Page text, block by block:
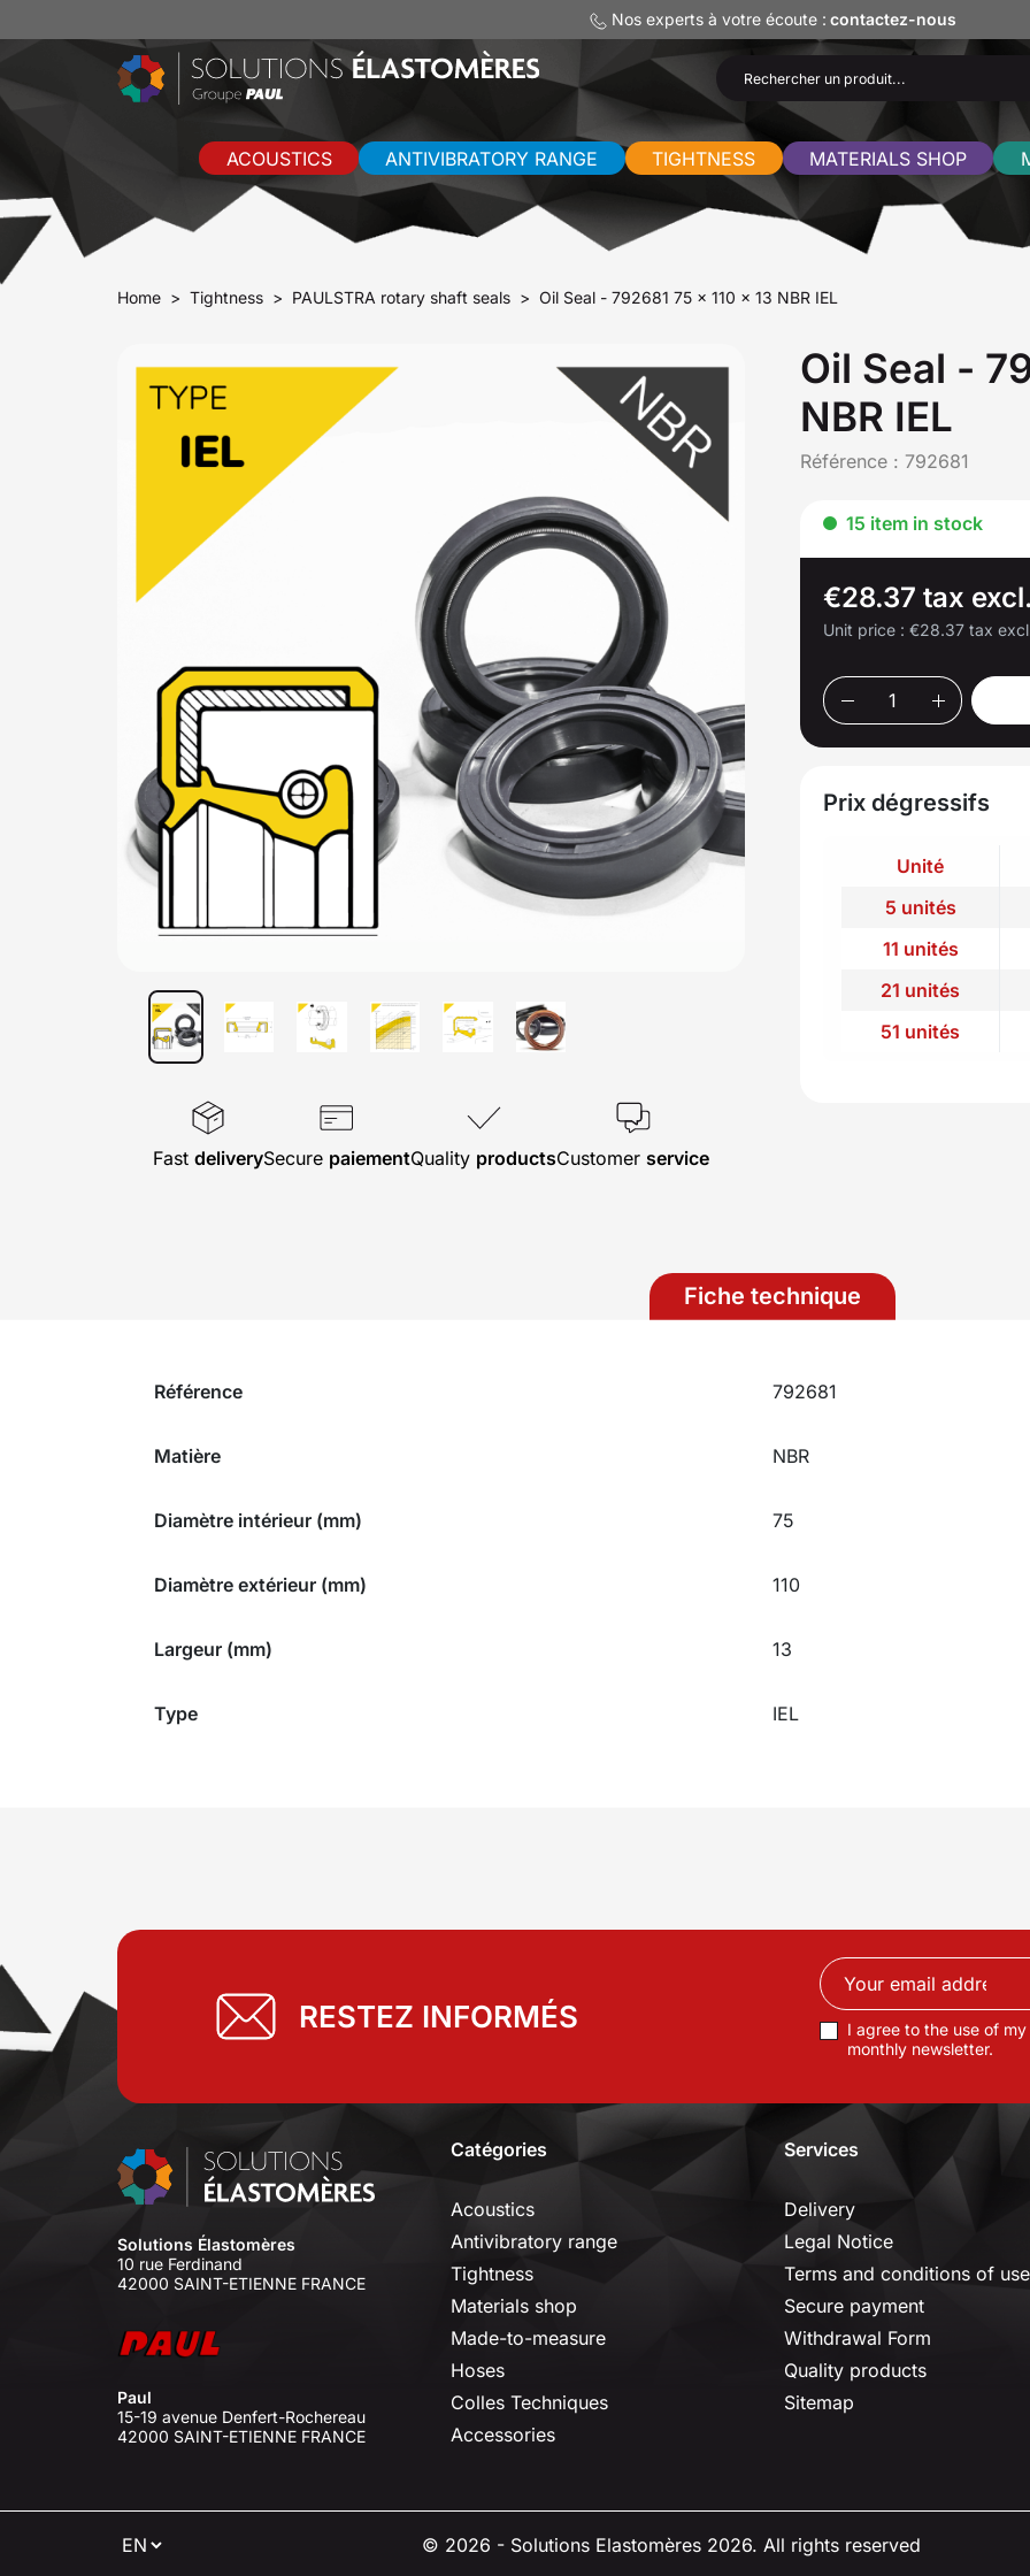
Nos experts à votre écoute : contactez-nous
ACOUSTICS ANTIVIBRATORY RANGE TIGHTNESS MATERIALS SHOP
Home Tightness PAULSTRA rotary shaft seals Oil Seal - 792681 75 x 110 x 13 NBR IEL
Fast deliverySecure paiementQuality productsCustomer service
Oil Seal -
NBR IEL
Référence : 792681
15 item in stock
€28.37 tax excl.
Unit price : €28.37 tax
Prix dégressifs
Unité
5 unités
11 unités
21 unités
51 unités
Fiche technique
Référence 792681
Matière NBR
Diamètre intérieur (mm) 75
Diamètre extérieur (mm) 110
Largeur (mm) 13
Type IEL
RESTEZ INFORMÉS
I agree to the use of
monthly newsletter.
Solutions Élastomères
10 rue Ferdinand
42000 SAINT-ETIENNE FRANCE
Paul
15-19 avenue Denfert-Rochereau
42000 SAINT-ETIENNE FRANCE
Catégories
Acoustics
Antivibratory range
Tightness
Materials shop
Made-to-measure
Hoses
Colles Techniques
Accessories
Services
Delivery
Legal Notice
Terms and conditions of use
Secure payment
Withdrawal Form
Quality products
Sitemap
© 2026 - Solutions Elastomères 2026. All rights reserved